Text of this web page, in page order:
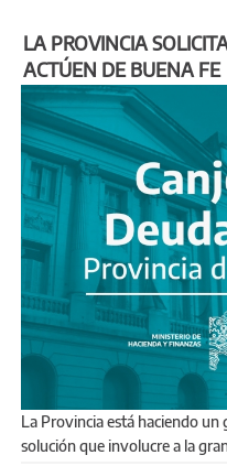
LA PROVINCIA
ACTÚEN DE BUENA FE
La Provincia está haciendo un gran esfuerzo para avanzar en una
solución que involucre a la